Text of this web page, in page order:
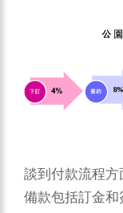
談到付款流程方
備款包括訂金和